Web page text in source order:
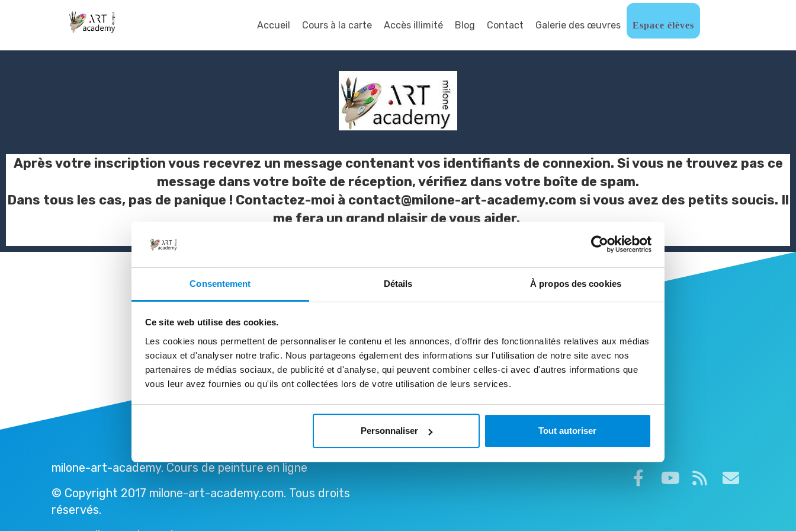
Consentement Détails À propos des cookies
Ce site web utilise des cookies.
Les cookies nous permettent de personnaliser le contenu et les annonces, d'offrir des fonctionnalités relatives aux médias
sociaux et d'analyser notre trafic. Nous partageons également des informations sur l'utilisation de notre site avec nos
partenaires de médias sociaux, de publicité et d'analyse, qui peuvent combiner celles-ci avec d'autres informations que
vous leur avez fournies ou qu'ils ont collectées lors de votre utilisation de leurs services.
Personnaliser Tout autoriser
Accueil Cours à la carte Accès illimité Blog Contact Galerie des œuvres Espace élèves
Après votre inscription vous recevrez un message contenant vos identifiants de connexion. Si vous ne trouvez pas ce
message dans votre boîte de réception, vérifiez dans votre boîte de spam.
Dans tous les cas, pas de panique ! Contactez-moi à contact@milone-art-academy.com si vous avez des petits soucis. Il
me fera un grand plaisir de vous aider.
milone-art-academy. Cours de peinture en ligne
© Copyright 2017 milone-art-academy.com. Tous droits
réservés.